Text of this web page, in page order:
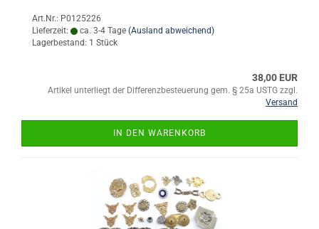
Art.Nr.: P0125226
Lieferzeit:
ca. 3-4 Tage (Ausland abweichend)
Lagerbestand: 1 Stück
38,00 EUR
Artikel unterliegt der Differenzbesteuerung gem. § 25a USTG zzgl.
Versand
IN DEN WARENKORB